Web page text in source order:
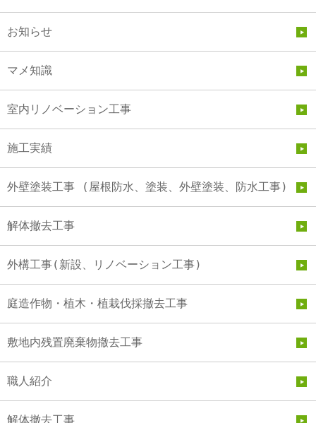
お知らせ
マメ知識
室内リノベーション工事
施工実績
外壁塗装工事 (屋根防水、塗装、外壁塗装、防水工事)
解体撤去工事
外構工事(新設、リノベーション工事)
庭造作物・植木・植栽伐採撤去工事
敷地内残置廃棄物撤去工事
職人紹介
解体撤去工事